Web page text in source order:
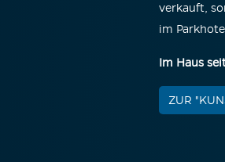
verkauft,
im
Im Haus
ZUR